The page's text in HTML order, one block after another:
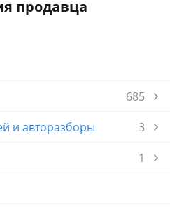
продавца
685
и авторазборы
3
1